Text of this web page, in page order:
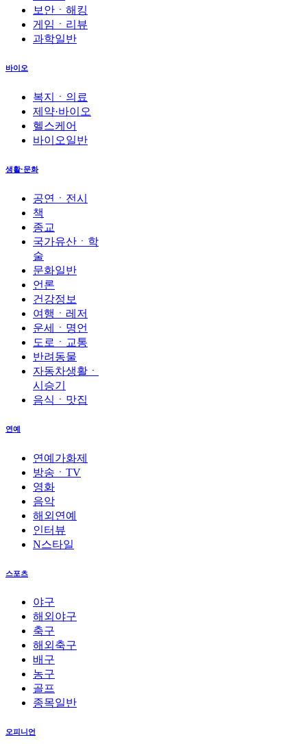
보안ㆍ해킹
게임ㆍ리뷰
과학일반
바이오
복지ㆍ의료
제약·바이오
헬스케어
바이오일반
생활·문화
공연ㆍ전시
책
종교
국가유산ㆍ학
술
문화일반
언론
건강정보
여행ㆍ레저
운세ㆍ명언
도로ㆍ교통
반려동물
자동차생활ㆍ
시승기
음식ㆍ맛집
연예
연예가화제
방송ㆍTV
영화
음악
해외연예
인터뷰
N스타일
스포츠
야구
해외야구
축구
해외축구
배구
농구
골프
종목일반
오피니언